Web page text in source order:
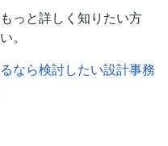
っと詳しく知りたい方
。
なら検討したい設計事務